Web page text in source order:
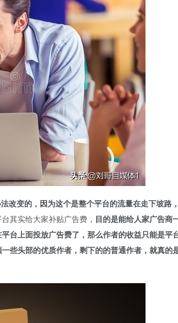
改变的，因为这个是整个平台的流量在走下坡路，
其实给大家补贴广告费， 目的是能给人家广告商
台上面投放广告费了，那么作者的收益只能是平
些头部的优质作者，剩下的的普通作者，就真的